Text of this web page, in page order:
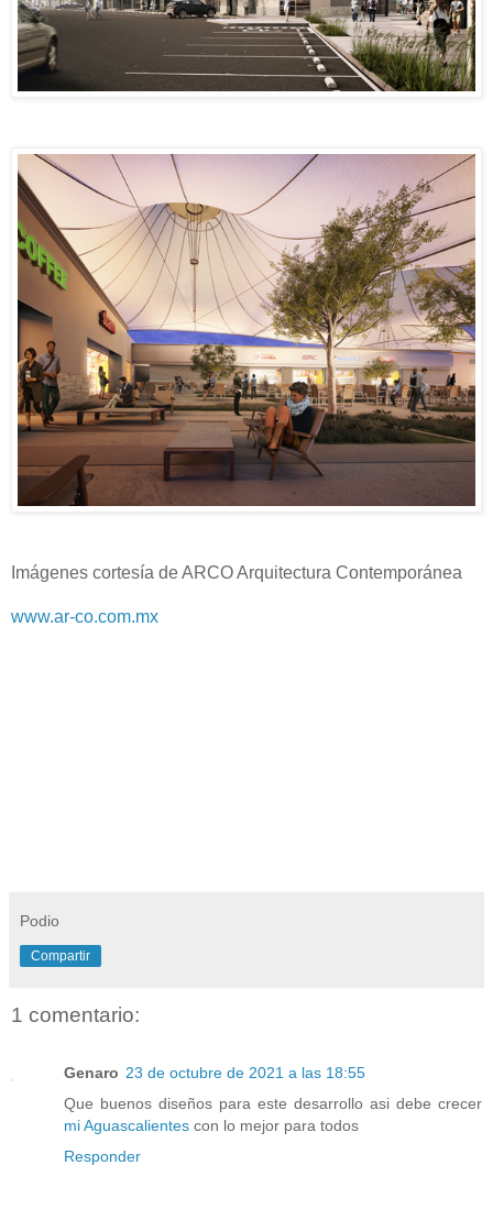
Imágenes cortesía de ARCO Arquitectura Contemporánea
www.ar-co.com.mx
Podio
Compartir
1 comentario:
Genaro 23 de octubre de 2021 a las 18:55
Que buenos diseños para este desarrollo asi debe crecer
mi Aguascalientes con lo mejor para todos
Responder